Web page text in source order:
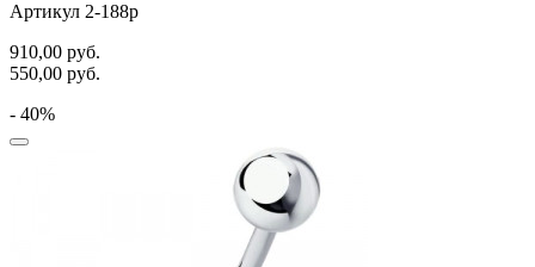
Артикул 2-188р
910,00 руб.
550,00 руб.
- 40%